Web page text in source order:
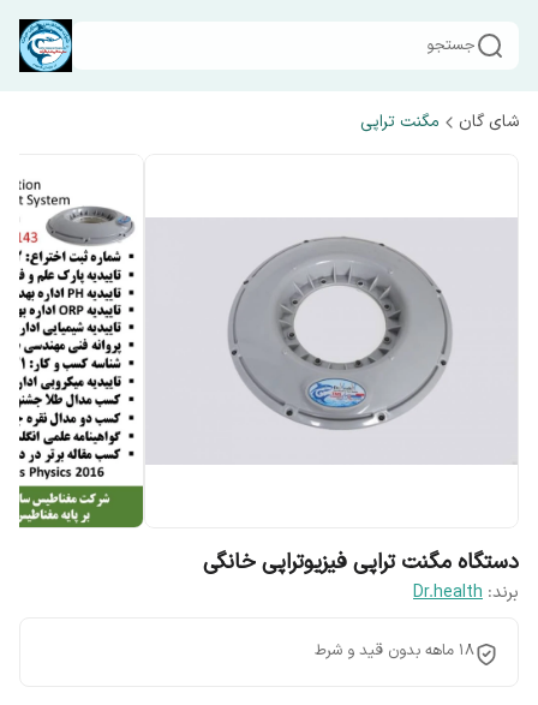
جستجو
شای گان مگنت تراپی
دستگاه مگنت تراپی فیزیوتراپی خانگی
برند: Dr.health
18 ماهه بدون قید و شرط